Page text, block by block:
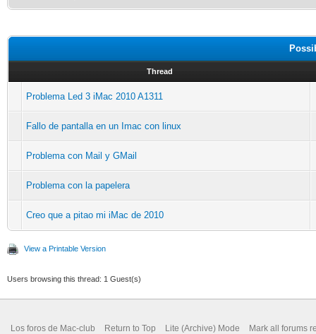
Thread
Problema Led 3 iMac 2010 A1311
Fallo de pantalla en un Imac con linux
Problema con Mail y GMail
Problema con la papelera
Creo que a pitao mi iMac de 2010
View a Printable Version
Users browsing this thread: 1 Guest(s)
Los foros de Mac-club Return to Top Lite (Archive) Mode Mark all forums